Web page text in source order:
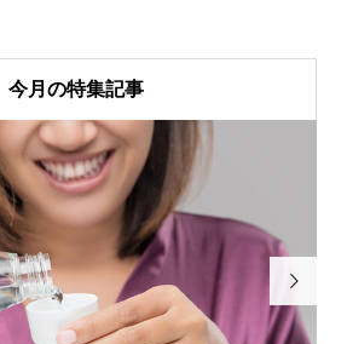
今月の特集記事
